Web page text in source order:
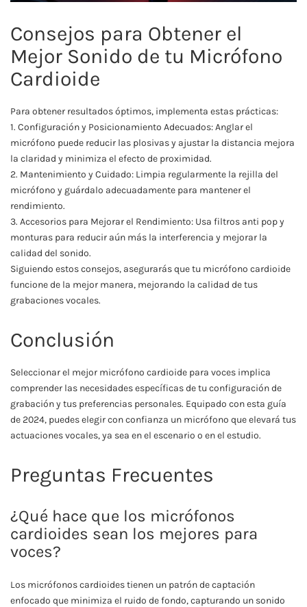
Consejos para Obtener el
Mejor Sonido de tu Micrófono
Cardioide
Para obtener resultados óptimos, implementa estas prácticas:
1. Configuración y Posicionamiento Adecuados: Anglar el
micrófono puede reducir las plosivas y ajustar la distancia mejora
la claridad y minimiza el efecto de proximidad.
2. Mantenimiento y Cuidado: Limpia regularmente la rejilla del
micrófono y guárdalo adecuadamente para mantener el
rendimiento.
3. Accesorios para Mejorar el Rendimiento: Usa filtros anti pop y
monturas para reducir aún más la interferencia y mejorar la
calidad del sonido.
Siguiendo estos consejos, asegurarás que tu micrófono cardioide
funcione de la mejor manera, mejorando la calidad de tus
grabaciones vocales.
Conclusión
Seleccionar el mejor micrófono cardioide para voces implica
comprender las necesidades específicas de tu configuración de
grabación y tus preferencias personales. Equipado con esta guía
de 2024, puedes elegir con confianza un micrófono que elevará tus
actuaciones vocales, ya sea en el escenario o en el estudio.
Preguntas Frecuentes
¿Qué hace que los micrófonos
cardioides sean los mejores para
voces?
Los micrófonos cardioides tienen un patrón de captación
enfocado que minimiza el ruido de fondo, capturando un sonido